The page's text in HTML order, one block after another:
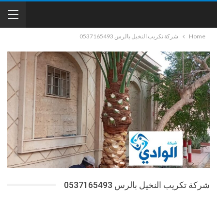
Home شركة تكريب النخيل بالرس 0537165493
شركة تكريب النخيل بالرس 0537165493